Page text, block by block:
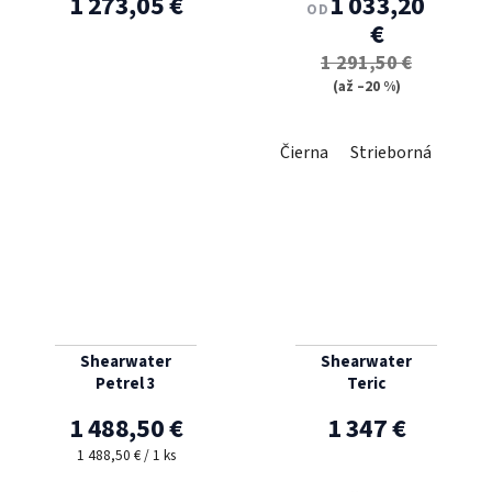
OD
€
1 291,50 €
(až –20 %)
Čierna Strieborná
Shearwater
Petrel 3
1 488,50 €
Jednotková cena:
1 488,50 € / 1 ks
Shearwater
Teric
1 347 €